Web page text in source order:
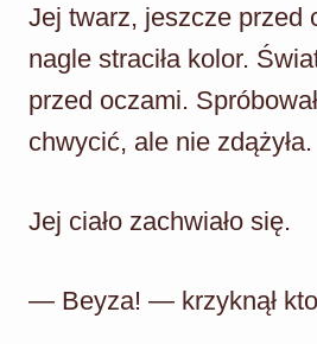
Jej twarz, jeszcze przed
nagle straciła kolor.
przed oczami.
chwycić, ale nie zdążyła.
Jej ciało zachwiało się.
— Beyza! — krzyknął